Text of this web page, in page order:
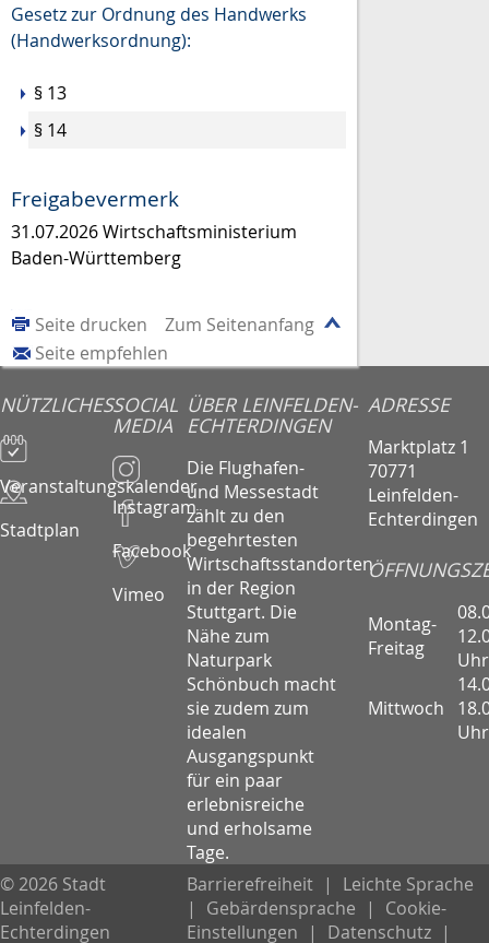
Gesetz zur Ordnung des Handwerks
(Handwerksordnung):
§ 13
§ 14
Freigabevermerk
31.07.2026 Wirtschaftsministerium
Baden-Württemberg
Zum Seitenanfang
Seite drucken
Seite empfehlen
NÜTZLICHES
Veranstaltungskalender
Stadtplan
SOCIAL
MEDIA
Instagram
Facebook
Vimeo
ÜBER LEINFELDEN-
ECHTERDINGEN
Die Flughafen-
und Messestadt
zählt zu den
begehrtesten
Wirtschaftsstandorten
in der Region
Stuttgart. Die
Nähe zum
Naturpark
Schönbuch macht
sie zudem zum
idealen
Ausgangspunkt
für ein paar
erlebnisreiche
und erholsame
Tage.
ADRESSE
Marktplatz 1
70771
Leinfelden-
Echterdingen
Montag-
Freitag
Uhr
Mittwoch
Uhr
© 2026 Stadt
Leinfelden-
Echterdingen
Barrierefreiheit |
Leichte Sprache
|
Gebärdensprache |
Cookie-
Einstellungen
| Datenschutz |